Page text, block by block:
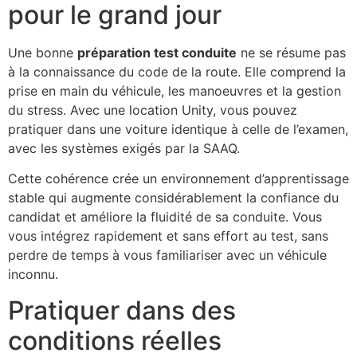
pour le grand jour
Une bonne préparation test conduite ne se résume pas
à la connaissance du code de la route. Elle comprend la
prise en main du véhicule, les manoeuvres et la gestion
du stress. Avec une location Unity, vous pouvez
pratiquer dans une voiture identique à celle de l’examen,
avec les systèmes exigés par la SAAQ.
Cette cohérence crée un environnement d’apprentissage
stable qui augmente considérablement la confiance du
candidat et améliore la fluidité de sa conduite. Vous
vous intégrez rapidement et sans effort au test, sans
perdre de temps à vous familiariser avec un véhicule
inconnu.
Pratiquer dans des
conditions réelles